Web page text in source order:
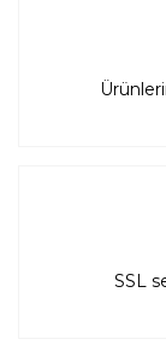
SSL